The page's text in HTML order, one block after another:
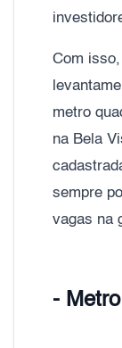
Com
metro
na Bela
sempre
vagas na